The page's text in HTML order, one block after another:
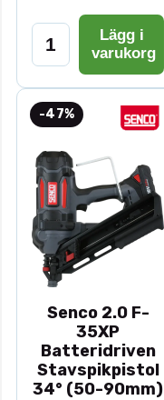
Lägg i
varukorg
-47%
Senco 2.0 F-
35XP
Batteridriven
Stavspikpistol
34° (50-90mm)